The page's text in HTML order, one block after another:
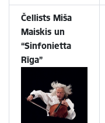
Čellists Miša
Maiskis un
“Sinfonietta
Rīga”